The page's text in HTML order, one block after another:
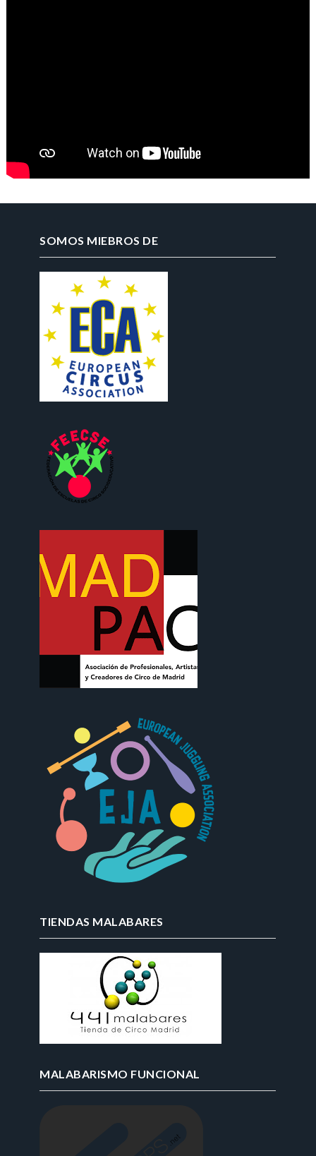
SOMOS MIEBROS DE
TIENDAS MALABARES
MALABARISMO FUNCIONAL